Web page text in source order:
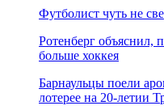
Футболист чуть не
Ротенберг объяснил,
больше хоккея
Барнаульцы поели
лотерее на 20-летии